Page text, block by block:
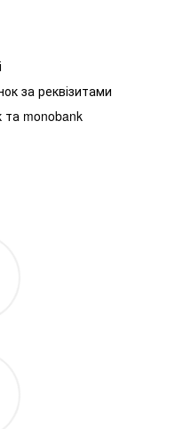
за реквізитами
monobank